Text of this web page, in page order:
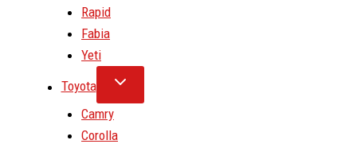
Rapid
Fabia
Yeti
Toyota
Camry
Corolla